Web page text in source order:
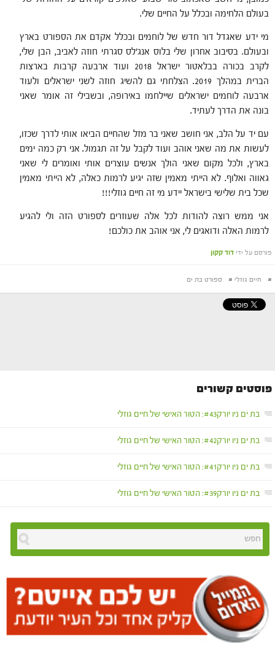
בעולם הלחימה ובכלל על החיים שלי.
מי ידע שאגדל דור חדש של לוחמים ובכלל אקדם את הספורט בארץ
ובעולם. בסיבוב אחרון שלי בלוס אנג'לס סגרתי חוזה לאביב, הבן שלי,
לקרב בכורה בבלאטור ישראל 2018 ועוד ארבעה קרבות בארצות
הברית במהלך 2019. הצלחתי גם להשיג חוזה לשני ישראלים ולעוד
ארבעה לוחמים ישראלים שיילחמו באירופה, ובשבילי זה אומר שאני
בונה את הדרך לעתיד.
עם יד על הלב, אני חושב שאני בר מזל שהחיים הביאו אותי לדרך שכזו,
לעשות את מה שאני אוהב ועוד לקבל על זה תגמול. אני רק כמה ימים
בארץ, ולכל מקום שאני הולך אנשים עוצרים אותי ואומרים לי שאני
גאווה ואלוף. לא הייתי מאמין שזה יגיע לרמות כאלה, לא הייתי מאמין
שכל בית שלישי בישראל יידע מי זה חיים גוזלי!!!
אני ממש רוצה להודות לכל אלה שעוזרים לספורט הזה ולי להגיע
לרמות האלה ודואגים לי, אני אוהב את כולכם!
פורסם על ידי דוד קקון
# חיים גוזלי # ספורט בת ים
פוסטים קשורים
בת ים ניו יורק#43: הטור האישי של חיים גוזלי
בת ים ניו יורק#42: הטור האישי של חיים גוזלי
בת ים ניו יורק#41: הטור האישי של חיים גוזלי
בת ים ניו יורק#39: הטור האישי של חיים גוזלי